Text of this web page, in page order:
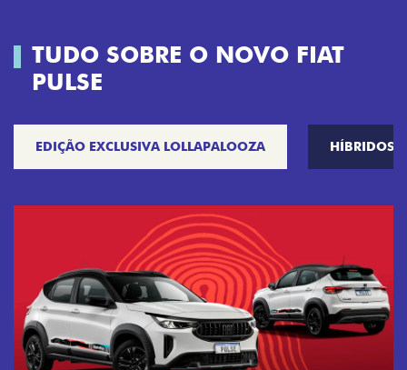
TUDO SOBRE O NOVO FIAT
PULSE
EDIÇÃO EXCLUSIVA LOLLAPALOOZA HÍBRIDOS